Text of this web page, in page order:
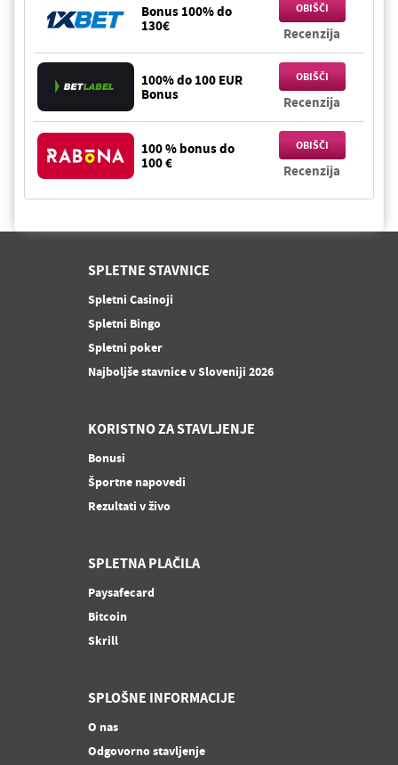
Bonus 100% do
130€
OBIŠČI
Recenzija
100% do 100 EUR
Bonus
OBIŠČI
Recenzija
100 % bonus do
100 €
OBIŠČI
Recenzija
SPLETNE STAVNICE
Spletni Casinoji
Spletni Bingo
Spletni poker
Najboljše stavnice v Sloveniji 2026
KORISTNO ZA STAVLJENJE
Bonusi
Športne napovedi
Rezultati v živo
SPLETNA PLAČILA
Paysafecard
Bitcoin
Skrill
SPLOŠNE INFORMACIJE
O nas
Odgovorno stavljenje